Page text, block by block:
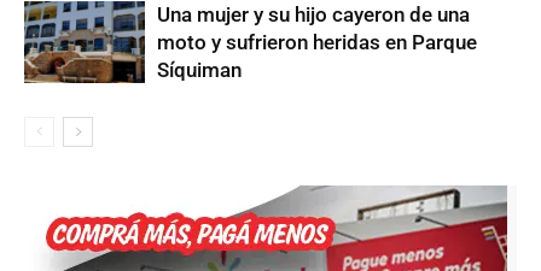
Una mujer y su hijo cayeron de una
moto y sufrieron heridas en Parque
Síquiman